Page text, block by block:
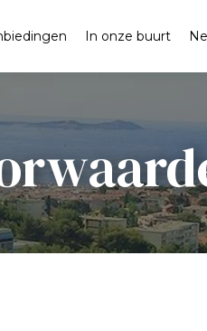
In onze buurt